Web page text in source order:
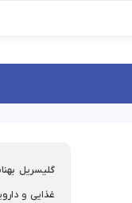
گلیسریل
غذایی و